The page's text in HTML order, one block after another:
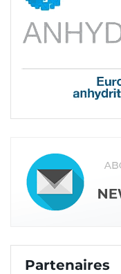
Tags: Isolation
Partenaires